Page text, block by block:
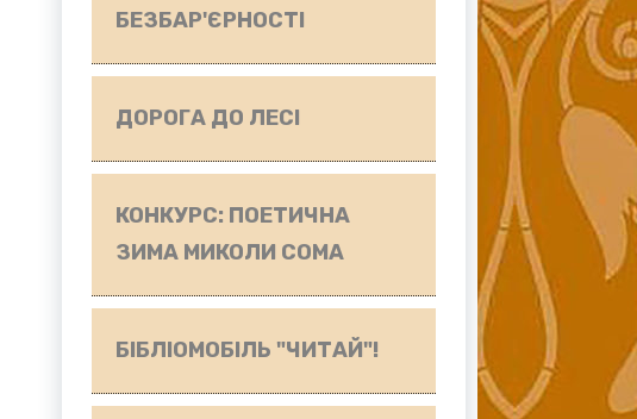
БЕЗБАР'ЄРНОСТІ
ДОРОГА ДО ЛЕСІ
КОНКУРС: ПОЕТИЧНА
ЗИМА МИКОЛИ СОМА
БІБЛІОМОБІЛЬ "ЧИТАЙ"!